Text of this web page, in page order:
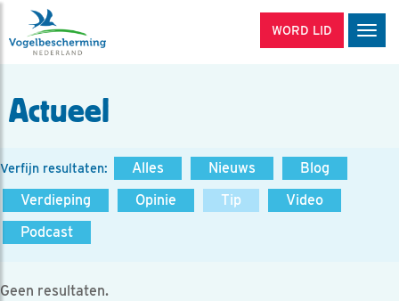
WORD LID
Actueel
Verfijn resultaten: Alles Nieuws
Blog
Verdieping
Opinie Tip
Video
Podcast
Geen resultaten.